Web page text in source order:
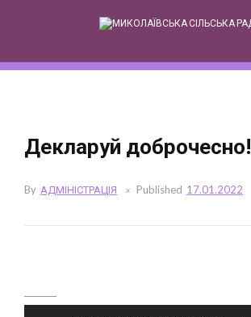
to
Декларуй доброчесно!
By АДМІНІСТРАЦІЯ Published 17.01.2022